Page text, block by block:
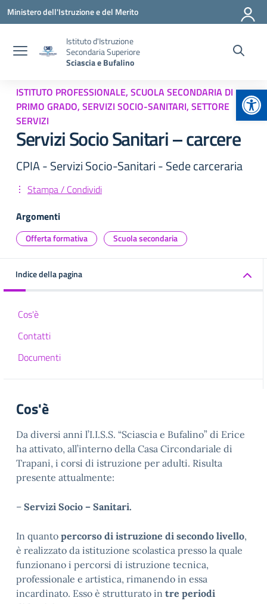
Vai ai contenuti
Vai al menu di navigazione
Vai al footer
Ministero dell'Istruzione e del Merito
Istituto d'Istruzione
Secondaria Superiore
Sciascia e Bufalino
ISTITUTO PROFESSIONALE, SCUOLA SECONDARIA DI
PRIMO GRADO, SERVIZI SOCIO-SANITARI, SETTORE
SERVIZI
Servizi Socio Sanitari – carcere
CPIA - Servizi Socio-Sanitari - Sede carceraria
Stampa / Condividi
Argomenti
Offerta formativa Scuola secondaria
Indice della pagina
Cos'è
Contatti
Documenti
Cos'è
Da diversi anni l’I.I.S.S. “Sciascia e Bufalino” di Erice
ha attivato, all’interno della Casa Circondariale di
Trapani, i corsi di istruzione per adulti. Risulta
presente attualmente:
– Servizi Socio – Sanitari.
In quanto percorso di istruzione di secondo livello,
è realizzato da istituzione scolastica presso la quale
funzionano i percorsi di istruzione tecnica,
professionale e artistica, rimanendo in essa
incardinato. Esso è strutturato in tre periodi